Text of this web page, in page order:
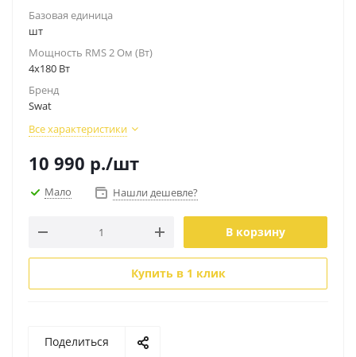
Базовая единица
шт
Мощность RMS 2 Ом (Вт)
4x180 Вт
Бренд
Swat
Все характеристики
10 990 р./шт
Мало Нашли дешевле?
В корзину
Купить в 1 клик
Поделиться